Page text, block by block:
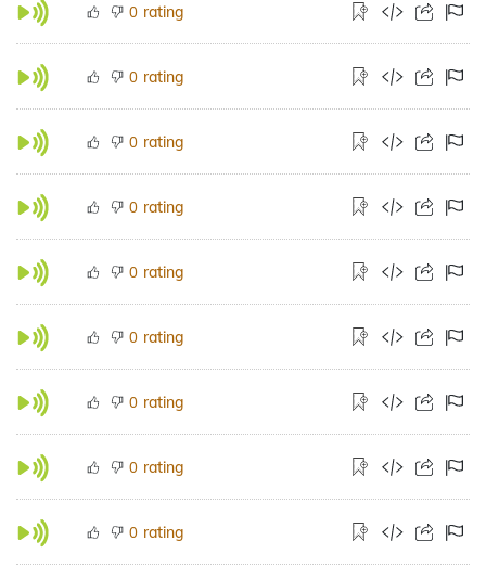
0 rating
0 rating
0 rating
0 rating
0 rating
0 rating
0 rating
0 rating
0 rating